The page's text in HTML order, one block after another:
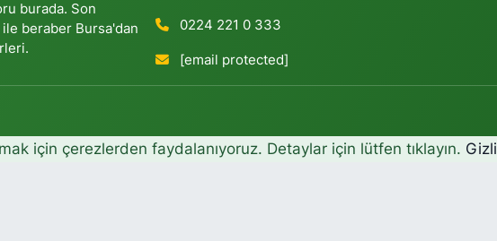
burada. Son
beraber Bursa'dan
0224 221 0 333
[email protected]
için çerezlerden faydalanıyoruz. Detaylar için lütfen tıklayın.